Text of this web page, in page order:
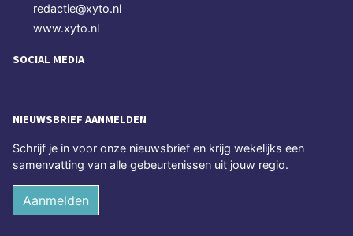
redactie@xyto.nl
www.xyto.nl
SOCIAL MEDIA
NIEUWSBRIEF AANMELDEN
Schrijf je in voor onze nieuwsbrief en krijg wekelijks een
samenvatting van alle gebeurtenissen uit jouw regio.
Aanmelden